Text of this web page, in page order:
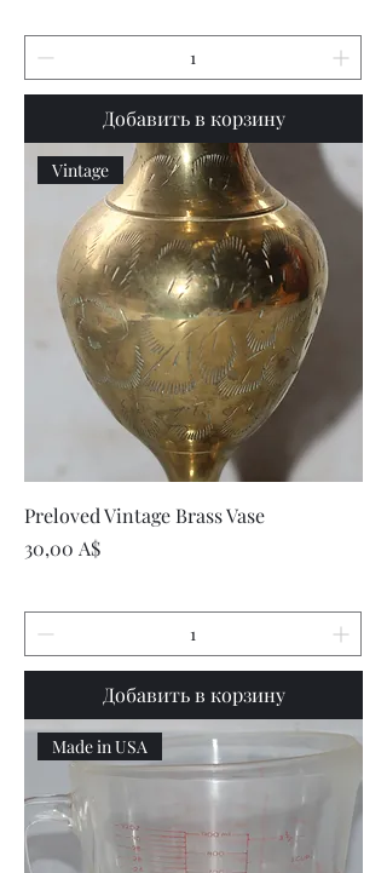
Добавить в корзину
Vintage
Preloved Vintage Brass Vase
Цена
30,00 A$
Добавить в корзину
Made in USA